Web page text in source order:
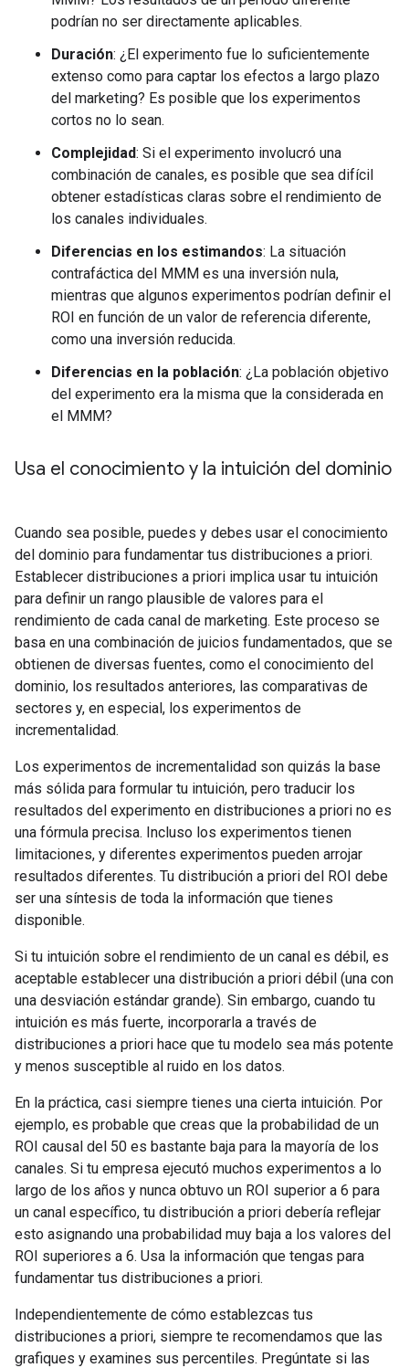
podrían no ser directamente aplicables.
Duración: ¿El experimento fue lo suficientemente
extenso como para captar los efectos a largo plazo
del marketing? Es posible que los experimentos
cortos no lo sean.
Complejidad: Si el experimento involucró una
combinación de canales, es posible que sea difícil
obtener estadísticas claras sobre el rendimiento de
los canales individuales.
Diferencias en los estimandos: La situación
contrafáctica del MMM es una inversión nula,
mientras que algunos experimentos podrían definir el
ROI en función de un valor de referencia diferente,
como una inversión reducida.
Diferencias en la población: ¿La población objetivo
del experimento era la misma que la considerada en
el MMM?
Usa el conocimiento y la intuición del dominio
Cuando sea posible, puedes y debes usar el conocimiento
del dominio para fundamentar tus distribuciones a priori.
Establecer distribuciones a priori implica usar tu intuición
para definir un rango plausible de valores para el
rendimiento de cada canal de marketing. Este proceso se
basa en una combinación de juicios fundamentados, que se
obtienen de diversas fuentes, como el conocimiento del
dominio, los resultados anteriores, las comparativas de
sectores y, en especial, los experimentos de
incrementalidad.
Los experimentos de incrementalidad son quizás la base
más sólida para formular tu intuición, pero traducir los
resultados del experimento en distribuciones a priori no es
una fórmula precisa. Incluso los experimentos tienen
limitaciones, y diferentes experimentos pueden arrojar
resultados diferentes. Tu distribución a priori del ROI debe
ser una síntesis de toda la información que tienes
disponible.
Si tu intuición sobre el rendimiento de un canal es débil, es
aceptable establecer una distribución a priori débil (una con
una desviación estándar grande). Sin embargo, cuando tu
intuición es más fuerte, incorporarla a través de
distribuciones a priori hace que tu modelo sea más potente
y menos susceptible al ruido en los datos.
En la práctica, casi siempre tienes una cierta intuición. Por
ejemplo, es probable que creas que la probabilidad de un
ROI causal del 50 es bastante baja para la mayoría de los
canales. Si tu empresa ejecutó muchos experimentos a lo
largo de los años y nunca obtuvo un ROI superior a 6 para
un canal específico, tu distribución a priori debería reflejar
esto asignando una probabilidad muy baja a los valores del
ROI superiores a 6. Usa la información que tengas para
fundamentar tus distribuciones a priori.
Independientemente de cómo establezcas tus
distribuciones a priori, siempre te recomendamos que las
grafiques y examines sus percentiles. Pregúntate si las